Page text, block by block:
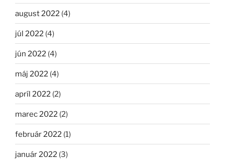
august 2022 (4)
júl 2022 (4)
jún 2022 (4)
máj 2022 (4)
apríl 2022 (2)
marec 2022 (2)
február 2022 (1)
január 2022 (3)